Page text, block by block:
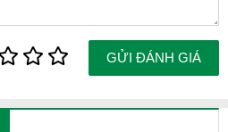
GỬI ĐÁNH GIÁ